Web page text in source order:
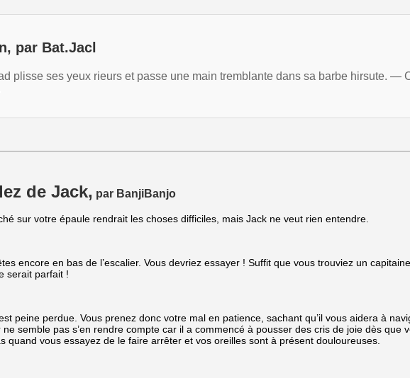
par Bat.Jacl
plisse ses yeux rieurs et passe une main tremblante dans sa barbe hirsute. —
de Jack, par BanjiBanjo
sur votre épaule rendrait les choses difficiles, mais Jack ne veut rien entendre.
encore en bas de l’escalier. Vous devriez essayer ! Suffit que vous trouviez un
serait parfait !
peine perdue. Vous prenez donc votre mal en patience, sachant qu’il vous aidera à
semble pas s’en rendre compte car il a commencé à pousser des cris de joie dès que
quand vous essayez de le faire arrêter et vos oreilles sont à présent douloureuses.